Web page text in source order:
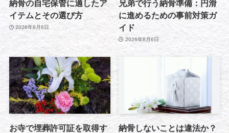
納骨の自宅保管に適したア
イテムとその選び方
2026年8月6日
兄弟で行う納骨準備：円滑
に進めるための事前対策ガ
イド
2026年8月6日
お寺で埋葬許可証を取得す
納骨しないことは違法か？